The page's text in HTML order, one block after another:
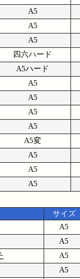
A5
A5
A5
四六ハード
A5ハード
A5
A5
A5
A5
A5変
A5
A5
A5
サイズ
A5
A5
A5
A5